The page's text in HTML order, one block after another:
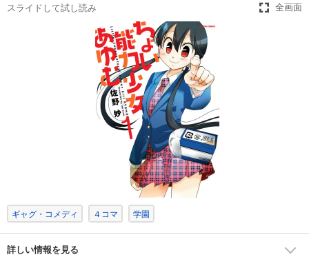
スライドして試し読み 全画面
ギャグ・コメディ ４コマ 学園
詳しい情報を見る